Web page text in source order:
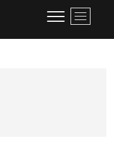
M
e
n